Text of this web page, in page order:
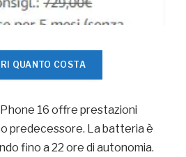
QUANTO COSTA
16 offre prestazioni
predecessore. La batteria è
fino a 22 ore di autonomia.